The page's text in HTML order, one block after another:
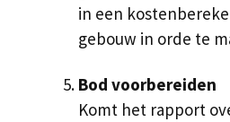
in een
gebouw in orde te
Bod voorbereiden
Komt het rapport